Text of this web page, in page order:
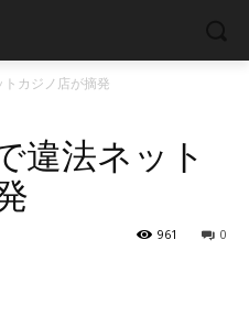
カジノ店が摘発
違法ネット
0
961